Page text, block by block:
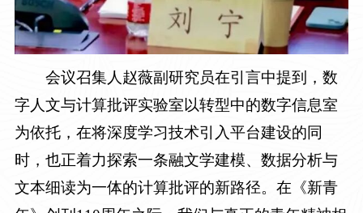
会议召集人赵薇副研究员在引言中提到，数
字人文与计算批评实验室以转型中的数字信息室
为依托，在将深度学习技术引入平台建设的同
时，也正着力探索一条融文学建模、数据分析与
文本细读为一体的计算批评的新路径。在《新青